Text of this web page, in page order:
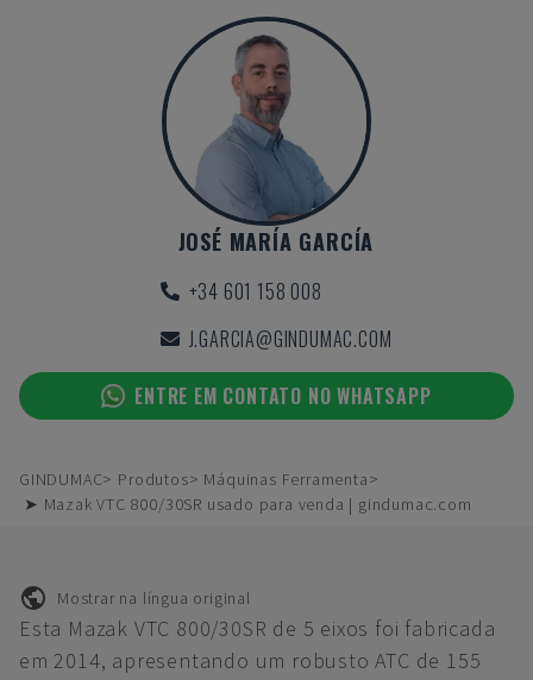
JOSÉ MARÍA GARCÍA
+34 601 158 008
J.GARCIA@GINDUMAC.COM
ENTRE EM CONTATO NO WHATSAPP
GINDUMAC Produtos
Máquinas Ferramenta
➤ Mazak VTC 800/30SR usado para venda | gindumac.com
Mostrar na língua original
Esta Mazak VTC 800/30SR de 5 eixos foi fabricada
em 2014, apresentando um robusto ATC de 155